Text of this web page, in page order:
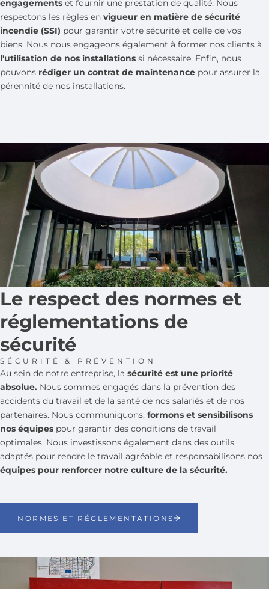
engagements et fournir une prestation de qualité. Nous
respectons les règles en vigueur en matière de sécurité
incendie (SSI) pour garantir votre sécurité et celle de vos
biens. Nous nous engageons également à former nos clients à
l'utilisation de nos installations si nécessaire. Enfin, nous
pouvons rédiger un contrat de maintenance pour assurer la
pérennité de nos installations.
Le respect des normes et
réglementations de
sécurité
SÉCURITÉ & PRÉVENTION
Au sein de notre entreprise, la sécurité est une priorité
absolue. Nous sommes engagés dans la prévention des
accidents du travail et de la santé de nos salariés et de nos
partenaires. Nous communiquons, formons et sensibilisons
nos équipes pour garantir des conditions de travail
optimales. Nous investissons également dans des outils
adaptés pour rendre le travail agréable et responsabilisons nos
équipes pour renforcer notre culture de la sécurité.
NORMES ET RÉGLEMENTATIONS